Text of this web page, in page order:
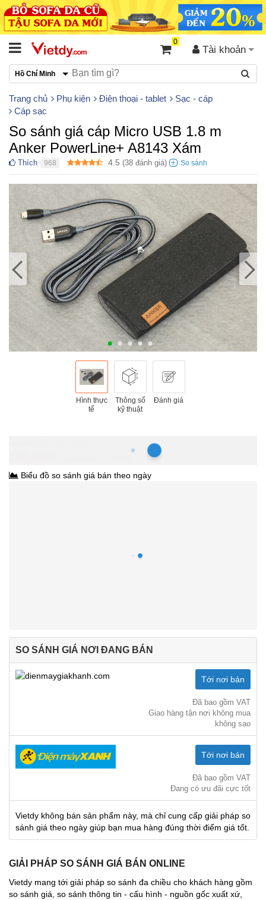
Tài khoản
0
Hồ Chí Minh
Trang chủ Phụ kiện Điện thoại - tablet
Sạc - cáp
Cáp sạc
So sánh giá cáp Micro USB 1.8 m
Anker PowerLine+ A8143 Xám
Thích 968 4.5 (38 đánh giá)
Hình thực
tế
Thông số
kỹ thuật
Đánh giá
Biểu đồ so sánh giá bán theo ngày
SO SÁNH GIÁ NƠI ĐANG BÁN
Tới nơi bán
Đã bao gồm VAT
Giao hàng tận nơi không mua
không sao
Tới nơi bán
Đã bao gồm VAT
Đang có ưu đãi cực tốt
Vietdy không bán sản phẩm này, mà chỉ cung cấp giải pháp so
sánh giá theo ngày giúp bạn mua hàng đúng thời điểm giá tốt.
GIẢI PHÁP SO SÁNH GIÁ BÁN ONLINE
Vietdy mang tới giải pháp so sánh đa chiều cho khách hàng gồm
so sánh giá, so sánh thông tin - cấu hình - nguồn gốc xuất xứ,